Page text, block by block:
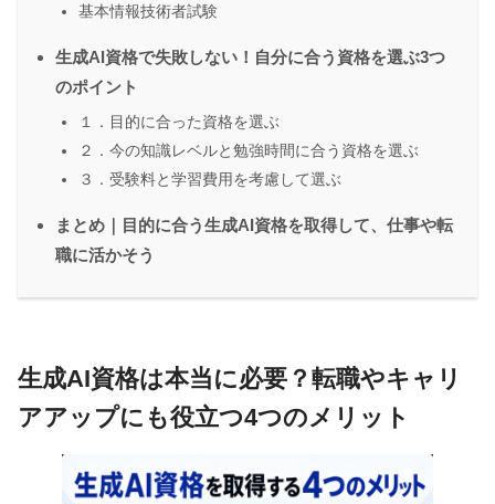
基本情報技術者試験
生成AI資格で失敗しない！自分に合う資格を選ぶ3つ
のポイント
１．目的に合った資格を選ぶ
２．今の知識レベルと勉強時間に合う資格を選ぶ
３．受験料と学習費用を考慮して選ぶ
まとめ｜目的に合う生成AI資格を取得して、仕事や転
職に活かそう
生成AI資格は本当に必要？転職やキャリ
アアップにも役立つ4つのメリット